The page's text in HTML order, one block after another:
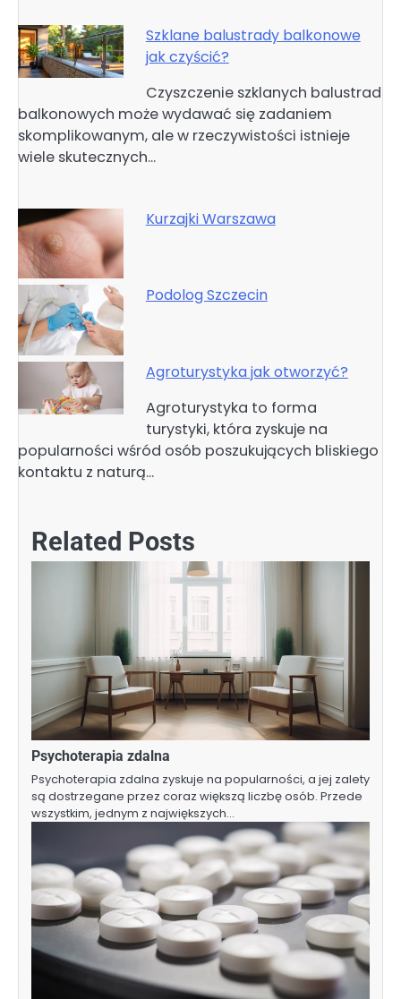
Szklane balustrady balkonowe
jak czyścić?
Czyszczenie szklanych balustrad
balkonowych może wydawać się zadaniem
skomplikowanym, ale w rzeczywistości istnieje
wiele skutecznych…
Kurzajki Warszawa
Podolog Szczecin
Agroturystyka jak otworzyć?
Agroturystyka to forma
turystyki, która zyskuje na
popularności wśród osób poszukujących bliskiego
kontaktu z naturą…
Related Posts
Psychoterapia zdalna
Psychoterapia zdalna zyskuje na popularności, a jej zalety
są dostrzegane przez coraz większą liczbę osób. Przede
wszystkim, jednym z największych…